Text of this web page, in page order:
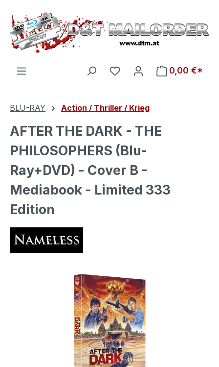
Zum Hauptinhalt springen
Du hast 0 Produkte auf
0,00 €*
BLU-RAY Action / Thriller / Krieg
AFTER THE DARK - THE
PHILOSOPHERS (Blu-
Ray+DVD) - Cover B -
Mediabook - Limited 333
Edition
Bildergalerie überspringen